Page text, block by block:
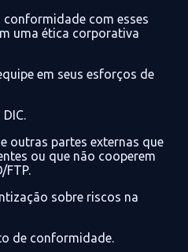
com esses
uma ética corporativa
em seus esforços de
DIC.
outras partes externas que
ou que não cooperem
FTP.
sobre riscos na
de conformidade.